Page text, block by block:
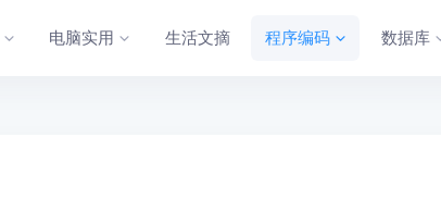
电脑实用 生活文摘 程序编码 数据库